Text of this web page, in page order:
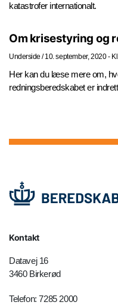
katastrofer internationalt.
Om krisestyring og
Underside / 10. september, 2020 -
Her kan du læse mere om,
redningsberedskabet er
Kontakt
Datavej 16
3460 Birkerød
Telefon: 7285 2000